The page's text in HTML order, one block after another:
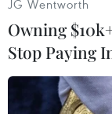
người đã
trong khi
nghiêm trọng
gió thổi tốc
JG Wentworth
Owning
Stop Paying